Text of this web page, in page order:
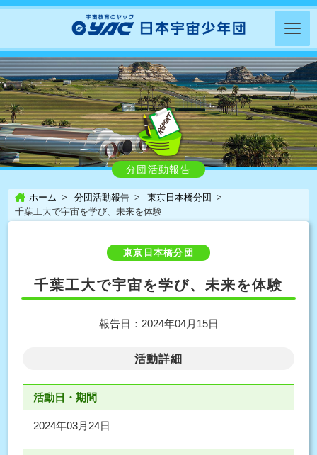
分団活動報告
ホーム 分団活動報告
東京日本橋分団
千葉工大で宇宙を学び、未来を体験
東京日本橋分団
千葉工大で宇宙を学び、未来を体験
報告日：2024年04月15日
活動詳細
活動日・期間
2024年03月24日